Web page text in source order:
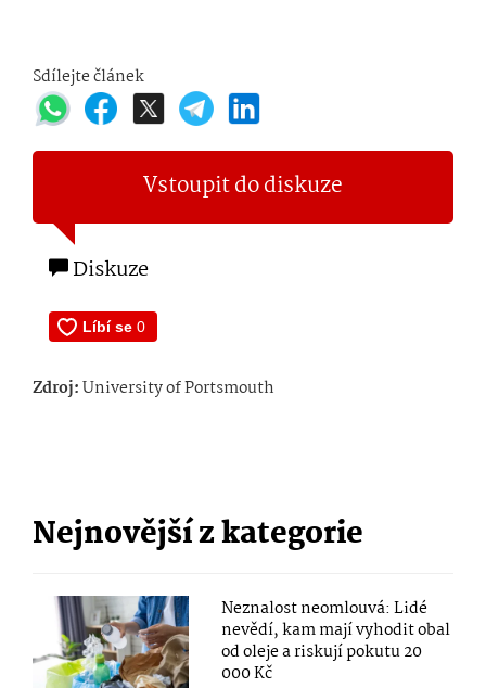
Sdílejte článek
Vstoupit do diskuze
Diskuze
Zdroj:University of Portsmouth
Nejnovější z kategorie
Neznalost neomlouvá: Lidé
nevědí, kam mají vyhodit obal
od oleje a riskují pokutu 20
000 Kč